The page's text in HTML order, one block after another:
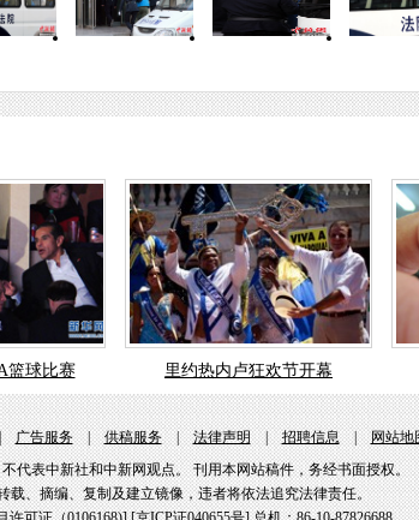
篮球比赛 里约热内卢狂欢节开幕
广告服务|供稿服务|法律声明|招聘信息|网站地
代表中新社和中新网观点。 刊用本网站稿件，务经书面授权。
载、摘编、复制及建立镜像，违者将依法追究法律责任。